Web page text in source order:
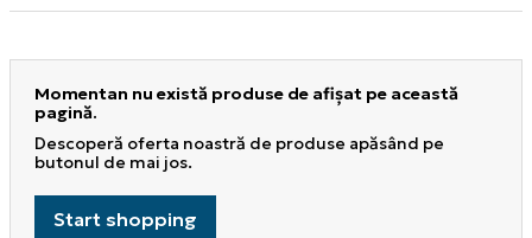
Momentan nu există produse de afișat pe această
pagină.
Descoperă oferta noastră de produse apăsând pe
butonul de mai jos.
Start shopping